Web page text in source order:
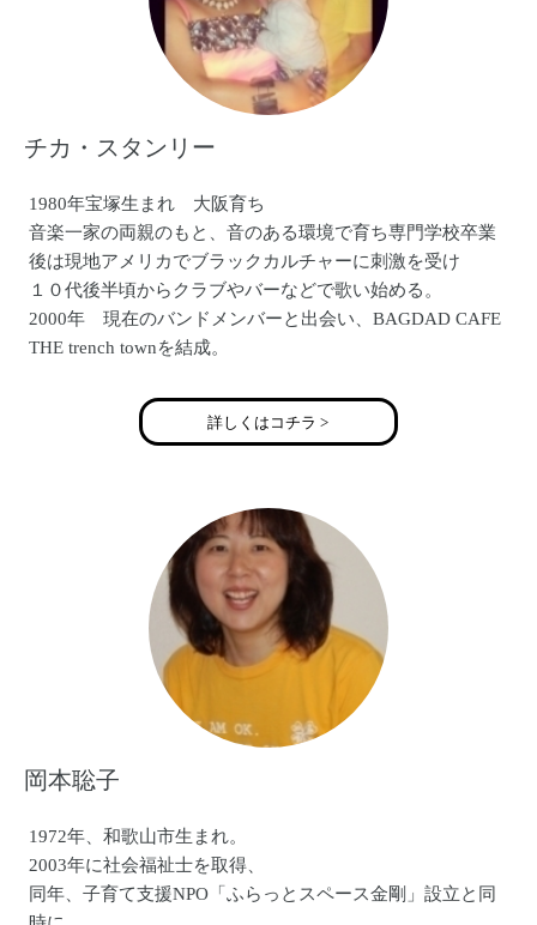
チカ・スタンリー
1980年宝塚生まれ 大阪育ち
音楽一家の両親のもと、音のある環境で育ち専門学校卒業
後は現地アメリカでブラックカルチャーに刺激を受け
１０代後半頃からクラブやバーなどで歌い始める。
2000年 現在のバンドメンバーと出会い、BAGDAD CAFE
THE trench townを結成。
法人サンフェイスと出会い、４年間障がいを持った子ども
達と関わり過ごす。
2012年 独自のオリジナルブランドBABY BATICAを設立
現在も音のある環境と家族、仲間と過ごし刺激ある毎日を
BAGDAD CAFE THE ternch town
進化を続けるCREATE集団！
関西を代表する大所帯REGGAE BAND、BAGDAD CAFE
THE trench town。
朝霧JAM・SUNSET LIVE・頂・WIND BLOW・FESTA DE
RAMA・FREEDOMなど、数々のフェスティバルを盛り上げ
る。
詳しくはコチラ >
岡本聡子
1972年、和歌山市生まれ。
2003年に社会福祉士を取得、
同年、子育て支援NPO「ふらっとスペース金剛」設立と同